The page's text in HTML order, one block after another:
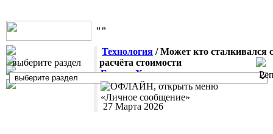
выберите раздел
""
Технология / Может кто сталкивался
расчёта стоимости
Герман Хан
27 Марта 2026